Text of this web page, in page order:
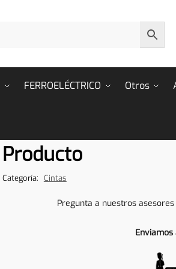
FERROELÉCTRICO Otros
Producto
Categoría: Cintas
Pregunta a nuestros